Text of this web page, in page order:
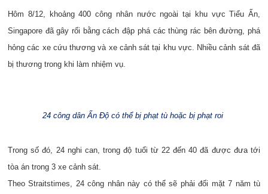
Hôm 8/12, khoảng 400 công nhân nước ngoài tại khu vực Tiểu Ấn,
Singapore đã gây rối bằng cách đập phá các thùng rác bên đường, phá
hỏng các xe cứu thương và xe cảnh sát tại khu vực. Nhiều cảnh sát đã
bị thương trong khi làm nhiệm vụ.
24 công dân Ấn Độ có thể bị phạt tù hoặc bị phạt roi
Trong số đó, 24 nghi can, trong độ tuổi từ 22 đến 40 đã được đưa tới
tòa án trong 3 xe cảnh sát.
Theo Straitstimes, 24 công nhân này có thể sẽ phải đối mặt 7 năm tù